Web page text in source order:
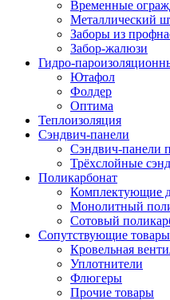
Временные
Металлический
Заборы из
Забор-жалюзи
Гидро-
Ютафол
Фолдер
Оптима
Теплоизоляция
Сэндвич-панели
Сэндвич-панели
Трёхслойные
Поликарбонат
Комплектующие
Монолитный
Сотовый
Сопутствующие товары
Кровельная
Уплотнители
Флюгеры
Прочие товары